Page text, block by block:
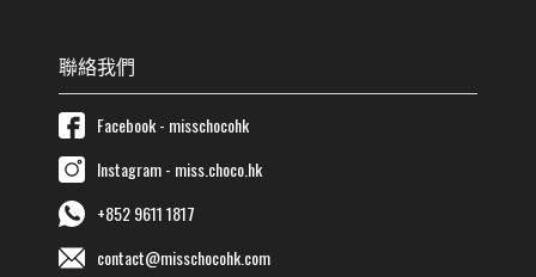
聯絡我們
Facebook - misschocohk
Instagram - miss.choco.hk
+852 9611 1817
contact@misschocohk.com